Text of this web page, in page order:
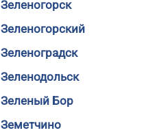
Зеленогорск
Зеленогорский
Зеленоградск
Зеленодольск
Зеленый Бор
Земетчино